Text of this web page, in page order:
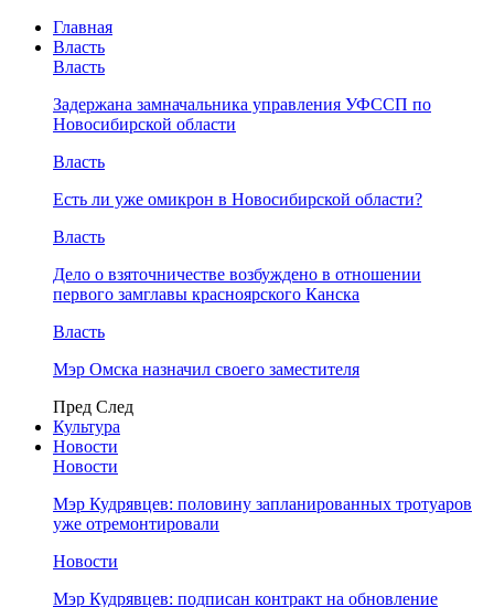
Главная
Власть
Власть
Задержана замначальника управления УФССП по
Новосибирской области
Власть
Есть ли уже омикрон в Новосибирской области?
Власть
Дело о взяточничестве возбуждено в отношении
первого замглавы красноярского Канска
Власть
Мэр Омска назначил своего заместителя
Пред След
Культура
Новости
Новости
Мэр Кудрявцев: половину запланированных тротуаров
уже отремонтировали
Новости
Мэр Кудрявцев: подписан контракт на обновление